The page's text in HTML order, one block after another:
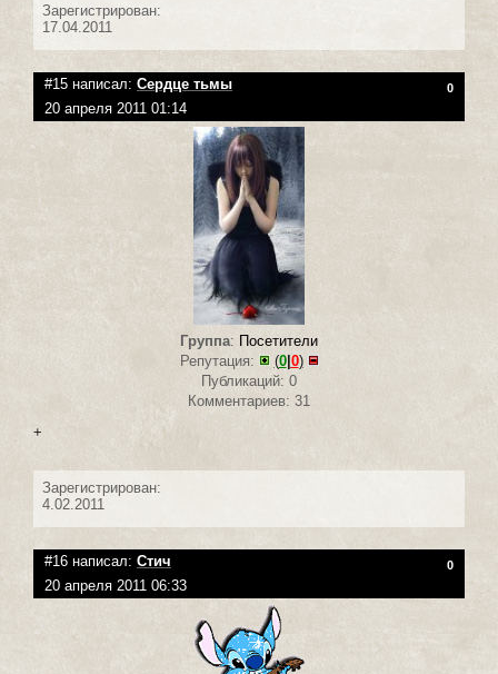
Зарегистрирован:
17.04.2011
#15 написал: Сердце тьмы 0
20 апреля 2011 01:14
Группа: Посетители
Репутация:
(0| 0)
Публикаций: 0
Комментариев: 31
+
Зарегистрирован:
4.02.2011
#16 написал: Стич 0
20 апреля 2011 06:33